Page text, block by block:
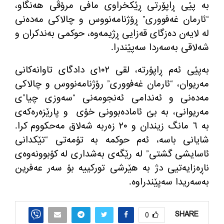
به‌ پێی ڕاپۆرتی ڕێكخراوی مافی مرۆڤی هه‌نگاو،
“ئارمان غه‌فووری” ڕۆژنامه‌نووس و چالاكی مه‌ده‌نی
له‌ لایه‌ن ده‌زگای قه‌زایی ڕژیمه‌وه‌، حوکمی بەندکران و
شه‌لاقی بەسەردا سەپێندرا.
بەپێی ئه‌م ڕاپۆرته‌، لقی ١٠٢ی دادگای تاوانەکانی
مەریوان، “ئارمان غەفووری” رۆژنامەنووس و چالاکی
مەدەنی و ئەندامی ئەنجومەنی “سەوزی چیا”ی
مەریوانی، بە بێ ئامادەبوونی خۆی و پارێزەرەکەی
به‌ ٦ مانگ زیندان و ٢٠ زه‌ربه‌ شه‌لاق مه‌حكووم كرا.
شایانی باسه‌، ئەم حوکمە بە تۆمەتی “تێکدانی
ئاسایشی گشتی” لە رێگەی بەشداری لە كۆبوونه‌وه‌ی
ناڕەزایەتیی دژ بە هێرشی تورکییە بۆ سه‌ر عەفرین
بەسەریدا سەپێندراوه‌.
SHARE
0